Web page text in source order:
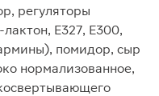
регуляторы
Е327, Е300,
помидор, сыр
нормализованное,